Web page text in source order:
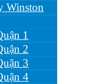
Winston
1
2
3
4